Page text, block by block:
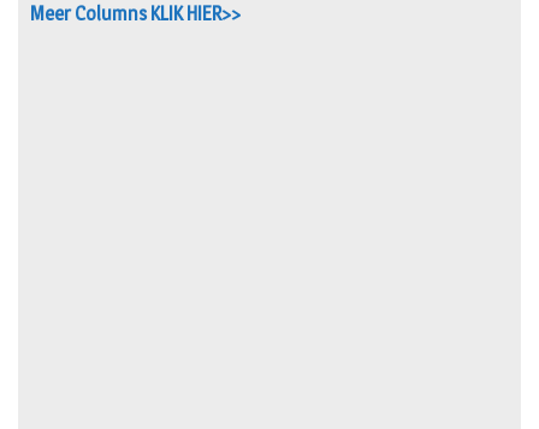
Meer Columns KLIK HIER>>